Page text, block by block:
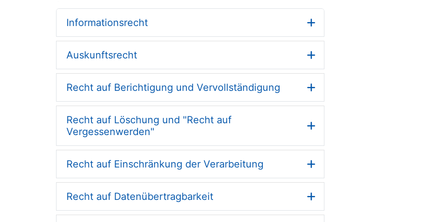
Informationsrecht
Auskunftsrecht
Recht auf Berichtigung und Vervollständigung
Recht auf Löschung und "Recht auf
Vergessenwerden"
Recht auf Einschränkung der Verarbeitung
Recht auf Datenübertragbarkeit